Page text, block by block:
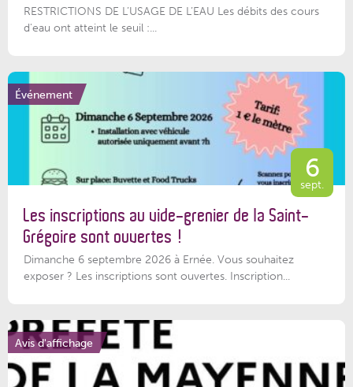
RESTRICTIONS DE L’USAGE DE L’EAU Les débits des cours
d'eau ont atteint le seuil :...
Événement
6
sept.
Les inscriptions au vide-grenier de la Saint-
Grégoire sont ouvertes !
Dimanche 6 septembre 2026 à Ernée. Vous souhaitez
exposer ? Les inscriptions sont ouvertes. Inscription...
Avis d'affichage